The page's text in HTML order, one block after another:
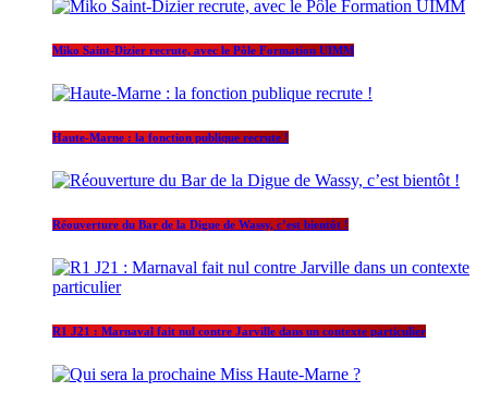
Miko Saint-Dizier recrute, avec le Pôle Formation UIMM
Haute-Marne : la fonction publique recrute !
Réouverture du Bar de la Digue de Wassy, c’est bientôt !
R1 J21 : Marnaval fait nul contre Jarville dans un contexte particulier